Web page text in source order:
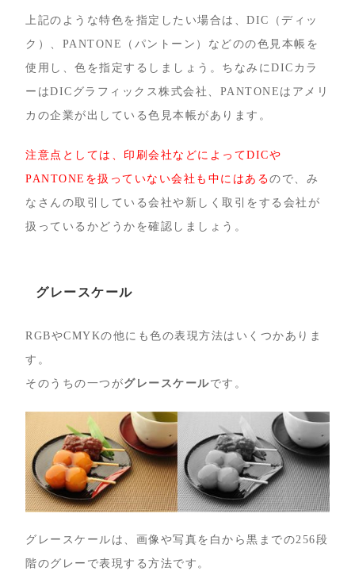
上記のような特色を指定したい場合は、DIC（ディッ
ク）、PANTONE（パントーン）などのの色見本帳を
使用し、色を指定するしましょう。ちなみにDICカラ
ーはDICグラフィックス株式会社、PANTONEはアメリ
カの企業が出している色見本帳があります。
注意点としては、印刷会社などによってDICや
PANTONEを扱っていない会社も中にはあるので、み
なさんの取引している会社や新しく取引をする会社が
扱っているかどうかを確認しましょう。
グレースケール
RGBやCMYKの他にも色の表現方法はいくつかありま
す。
そのうちの一つがグレースケールです。
グレースケールは、画像や写真を白から黒までの256段
階のグレーで表現する方法です。